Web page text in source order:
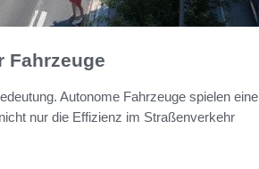
Fahrzeuge
Autonome Fahrzeuge spielen eine
nur die Effizienz im Straßenverkehr